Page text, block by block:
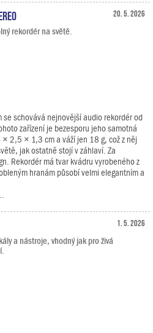
20. 5. 2026
rekordér na světě.
se schovává nejnovější audio rekordér od
zařízení je bezesporu jeho samotná
2,5 × 1,3 cm a váží jen 18 g, což z něj
jak ostatně stojí v záhlaví. Za
Rekordér má tvar kvádru vyrobeného z
hranám působí velmi elegantním a
1. 5. 2026
a nástroje, vhodný jak pro živá